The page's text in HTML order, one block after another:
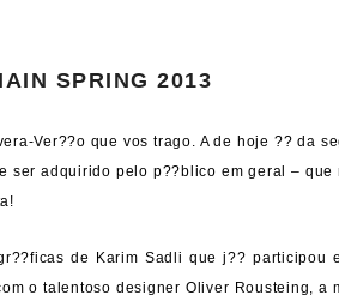
SPRING 2013
Ver??o que vos trago. A de hoje ?? da
ser adquirido pelo p??blico em geral – que
de Karim Sadli que j?? participou
o talentoso designer Oliver Rousteing, a